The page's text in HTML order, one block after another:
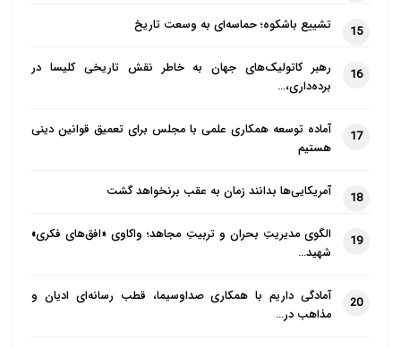
15 تشییع باشکوه؛ حماسه‌ای به وسعت تاریخ
16
رهبر کاتولیک‌های جهان به خاطر نقش تاریخی کلیسا در
برده‌داری،…
17
آماده توسعه همکاری علمی با مجلس برای تعمیق قوانین دینی
هستیم
18 آمریکایی‌ها بدانند زمان به عقب برنخواهد گشت
19
الگوی مدیریتِ بحران و تربیتِ مجاهد؛ واکاوی «افق‌های فکری»
شهید…
20
آمادگی داریم با همکاری صداوسیما، قطب رسانه‌ای ادیان و
مذاهب در…